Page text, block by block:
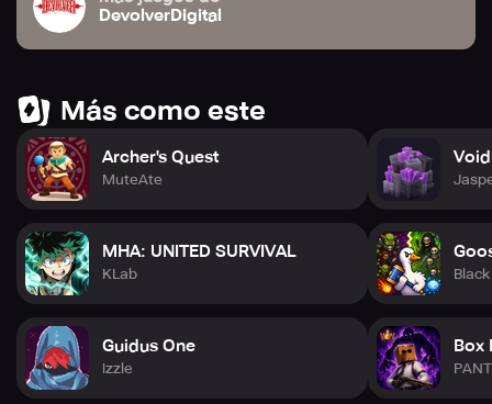
DevolverDigital
Más como este
Archer's Quest
MuteAte
MHA: UNITED SURVIVAL
KLab
Guidus One
izzle
Box